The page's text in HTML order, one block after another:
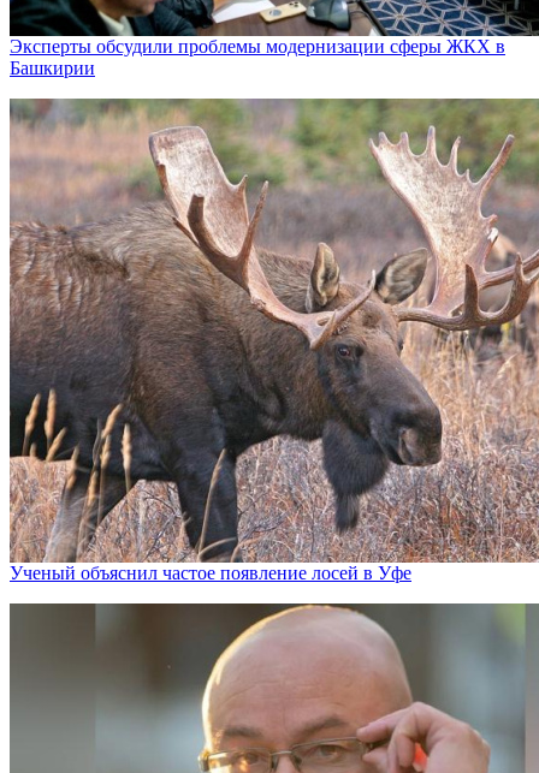
Эксперты обсудили проблемы модернизации сферы ЖКХ в
Башкирии
Ученый объяснил частое появление лосей в Уфе